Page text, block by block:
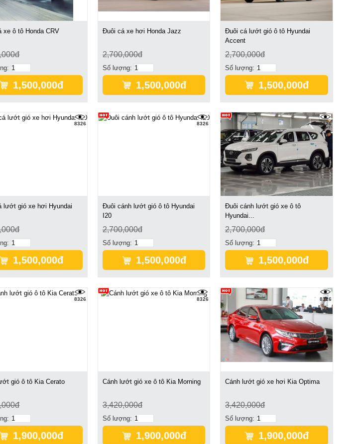
xe ô tô Honda CRV
1,500,000đ
Đuôi cá xe hơi Honda Jazz
2,700,000đ
Số lượng:
1,500,000đ
Đuôi cá lướt gió ô tô Hyundai
Accent
2,700,000đ
Số lượng:
1,500,000đ
8326
lướt gió xe hơi Hyundai
1,500,000đ
8326
Đuôi cánh lướt gió ô tô Hyundai
I20
2,700,000đ
Số lượng:
1,500,000đ
8326
Đuôi cánh lướt gió xe ô tô
Hyundai...
2,700,000đ
Số lượng:
1,500,000đ
8326
gió ô tô Kia Cerato
1,900,000đ
8326
Cánh lướt gió xe ô tô Kia Morning
3,420,000đ
Số lượng:
1,900,000đ
8326
Cánh lướt gió xe hơi Kia Optima
3,420,000đ
Số lượng:
1,900,000đ